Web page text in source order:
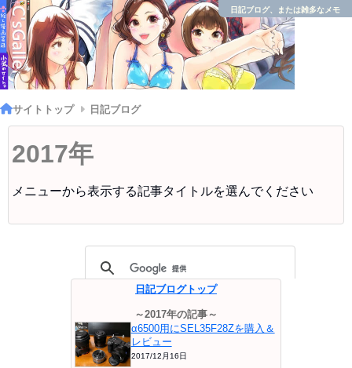
日記ブログ、または雑多なメモ
サイトトップ 日記ブログ
2017年
メニューから表示する記事タイトルを選んでください
日記ブログトップ
～2017年の記事～
α6500用にSEL35F28Zを購入＆
レビュー
2017/12月16日